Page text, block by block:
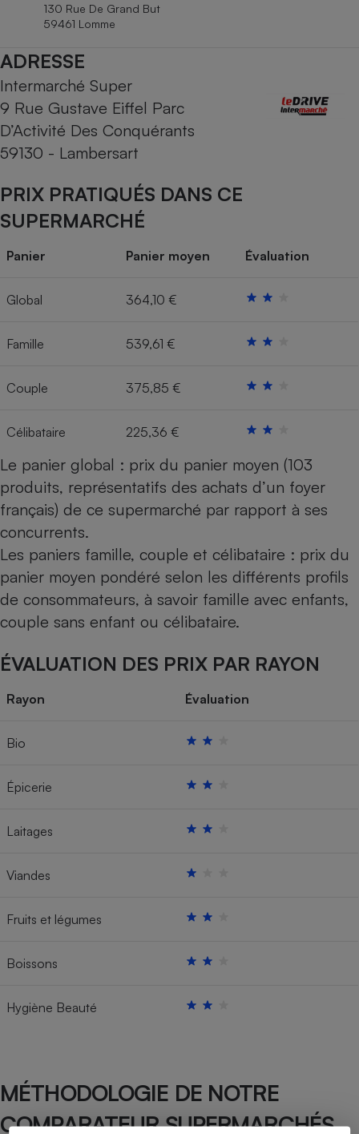
130 Rue De Grand But
59461 Lomme
ADRESSE
Intermarché Super
9 Rue Gustave Eiffel Parc
D’Activité Des Conquérants
59130 - Lambersart
PRIX PRATIQUÉS DANS CE
SUPERMARCHÉ
Panier Panier moyen Évaluation
Global 364,10 €
Famille 539,61 €
Couple 375,85 €
Célibataire 225,36 €
Le panier global : prix du panier moyen (103
produits, représentatifs des achats d’un foyer
français) de ce supermarché par rapport à ses
concurrents.
Les paniers famille, couple et célibataire : prix du
panier moyen pondéré selon les différents profils
de consommateurs, à savoir famille avec enfants,
couple sans enfant ou célibataire.
ÉVALUATION DES PRIX PAR RAYON
Rayon Évaluation
Bio
Épicerie
Laitages
Viandes
Fruits et légumes
Boissons
Hygiène Beauté
MÉTHODOLOGIE DE NOTRE
COMPARATEUR SUPERMARCHÉS